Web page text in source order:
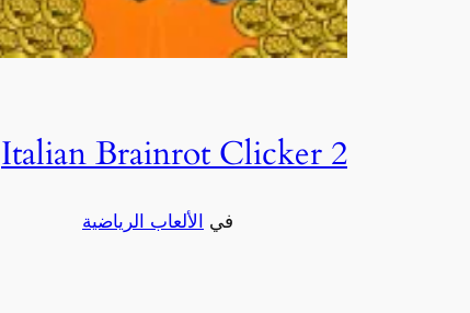
Italian Brainrot Clicker 2
في الألعاب الرياضية